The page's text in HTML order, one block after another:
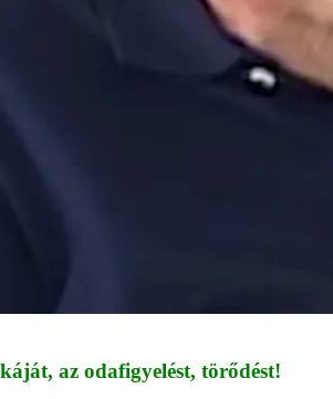
az odafigyelést, törődést!